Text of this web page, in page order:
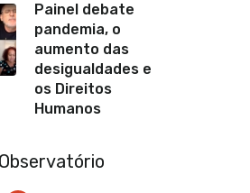
Painel debate
pandemia, o
aumento das
desigualdades e
os Direitos
Humanos